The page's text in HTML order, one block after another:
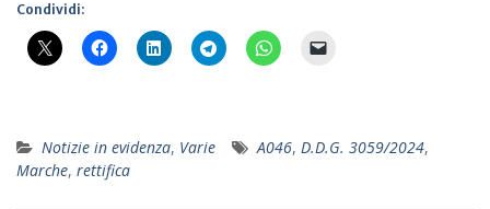
Condividi:
Notizie in evidenza, Varie A046, D.D.G. 3059/2024,
Marche, rettifica